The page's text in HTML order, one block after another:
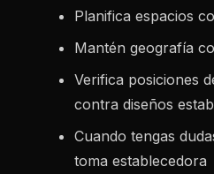
Planifica espacios
Mantén geografía
Verifica posiciones
contra diseños
Cuando tengas
toma establecedora